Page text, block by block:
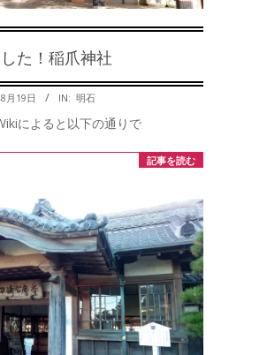
た！稲爪神社
月19日 IN: 明石
によると以下の通りで
記事を読む